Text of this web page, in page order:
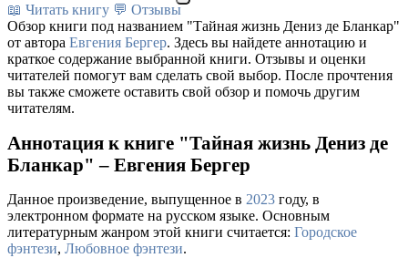
📖 Читать книгу 💬 Отзывы
Обзор книги под названием "Тайная жизнь Дениз де Бланкар"
от автора Евгения Бергер. Здесь вы найдете аннотацию и
краткое содержание выбранной книги. Отзывы и оценки
читателей помогут вам сделать свой выбор. После прочтения
вы также сможете оставить свой обзор и помочь другим
читателям.
Аннотация к книге "Тайная жизнь Дениз де
Бланкар" – Евгения Бергер
Данное произведение, выпущенное в 2023 году, в
электронном формате на русском языке. Основным
литературным жанром этой книги считается: Городское
фэнтези, Любовное фэнтези.